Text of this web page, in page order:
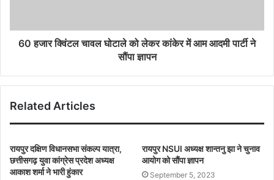
60 हजार क्विंटल चावल घोटाले को लेकर कांकेर में आम आदमी पार्टी ने
सौंपा ज्ञापन
Related Articles
रायपुर दक्षिण विधानसभा संकल्प यात्रा,
छत्तीसगढ़ युवा कांग्रेस प्रदेश अध्यक्ष
आकाश शर्मा ने भारी हुंकार
रायपुर NSUI अध्यक्ष शान्तनु झा ने चुनाव
आयोग को सौंपा ज्ञापन
September 5, 2023